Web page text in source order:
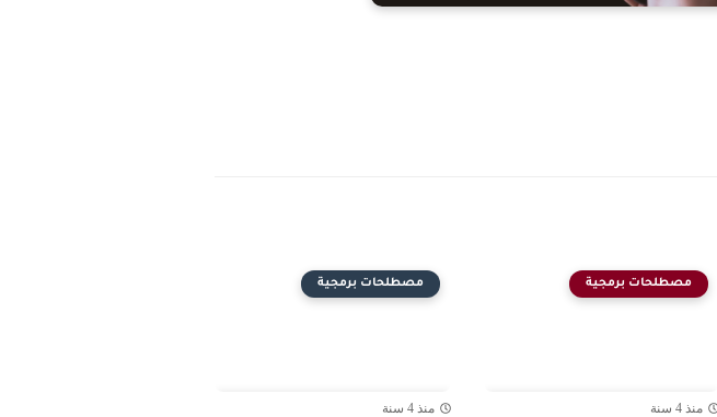
مصطلحات برمجية
منذ 4 سنة
مصطلحات برمجية
منذ 4 سنة